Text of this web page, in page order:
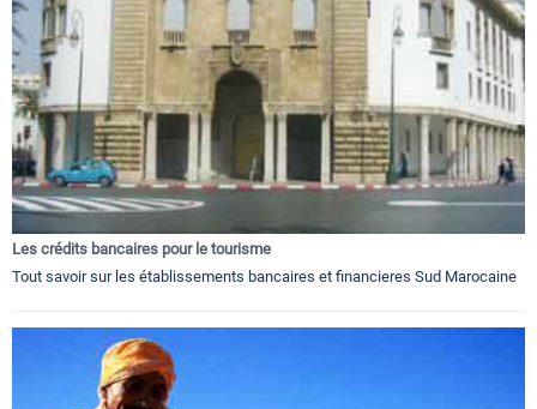
Les crédits bancaires pour le tourisme
Tout savoir sur les établissements bancaires et financieres Sud Marocaine